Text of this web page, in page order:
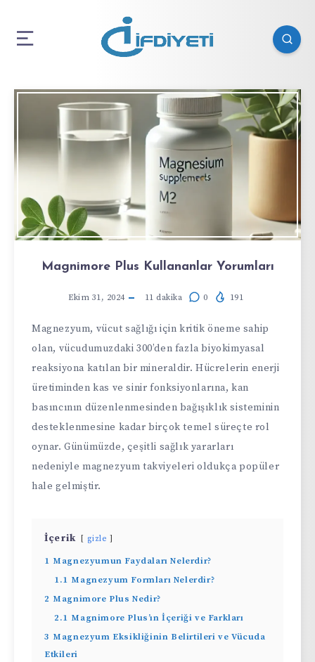
Magnimore Plus Kullananlar Yorumları
Ekim 31, 2024 11 dakika 0 191
Magnezyum, vücut sağlığı için kritik öneme sahip
olan, vücudumuzdaki 300’den fazla biyokimyasal
reaksiyona katılan bir mineraldir. Hücrelerin enerji
üretiminden kas ve sinir fonksiyonlarına, kan
basıncının düzenlenmesinden bağışıklık sisteminin
desteklenmesine kadar birçok temel süreçte rol
oynar. Günümüzde, çeşitli sağlık yararları
nedeniyle magnezyum takviyeleri oldukça popüler
hale gelmiştir.
İçerik gizle
1 Magnezyumun Faydaları Nelerdir?
1.1 Magnezyum Formları Nelerdir?
2 Magnimore Plus Nedir?
2.1 Magnimore Plus’ın İçeriği ve Farkları
3 Magnezyum Eksikliğinin Belirtileri ve Vücuda
Etkileri